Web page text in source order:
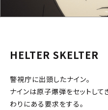
HELTER SKELTER
警視庁に出頭したナイン。
ナインは原子爆弾をセットして
わりにある要求をする。